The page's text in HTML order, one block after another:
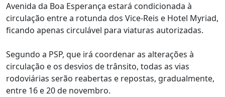
Avenida da Boa Esperança estará condicionada à
circulação entre a rotunda dos Vice-Reis e Hotel Myriad,
ficando apenas circulável para viaturas autorizadas.
Segundo a PSP, que irá coordenar as alterações à
circulação e os desvios de trânsito, todas as vias
rodoviárias serão reabertas e repostas, gradualmente,
entre 16 e 20 de novembro.